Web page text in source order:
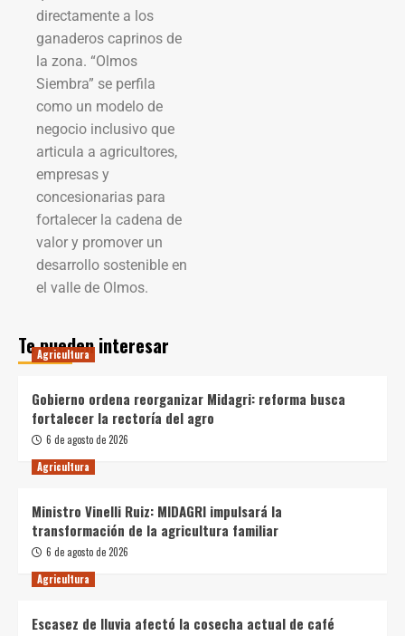
directamente a los
ganaderos caprinos de
la zona. “Olmos
Siembra” se perfila
como un modelo de
negocio inclusivo que
articula a agricultores,
empresas y
concesionarias para
fortalecer la cadena de
valor y promover un
desarrollo sostenible en
el valle de Olmos.
Te pueden interesar
Agricultura
Gobierno ordena reorganizar Midagri: reforma busca
fortalecer la rectoría del agro
6 de agosto de 2026
Agricultura
Ministro Vinelli Ruiz: MIDAGRI impulsará la
transformación de la agricultura familiar
6 de agosto de 2026
Agricultura
Escasez de lluvia afectó la cosecha actual de café